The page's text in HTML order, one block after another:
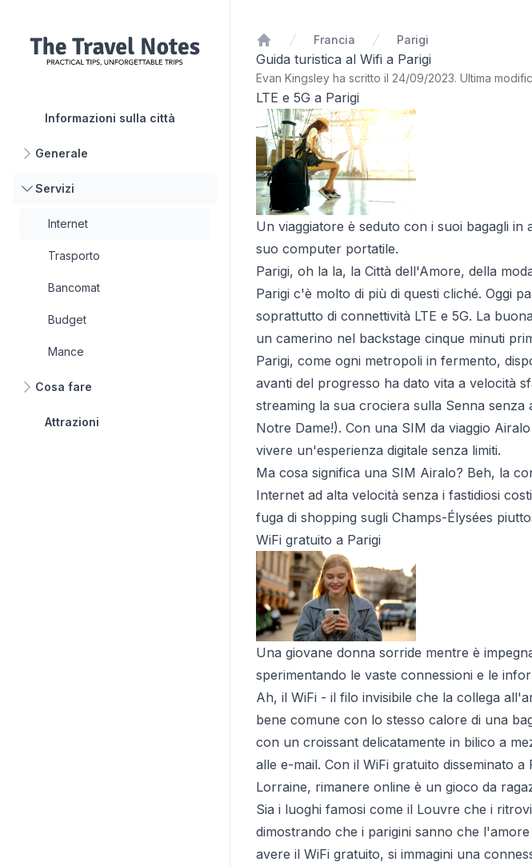
Informazioni sulla città
Generale
Servizi
Internet
Trasporto
Bancomat
Budget
Mance
Cosa fare
Attrazioni
Home
Francia Parigi
Guida turistica al Wifi a Parigi
Evan Kingsley ha scritto il 24/09/2023. Ultima
LTE e 5G a Parigi
Un viaggiatore è seduto con i suoi bagagli
suo computer portatile.
Parigi, oh la la, la Città dell'Amore, della
Parigi c'è molto di più di questi cliché. Oggi
soprattutto di connettività LTE e 5G. La
un camerino nel backstage cinque minuti
Parigi, come ogni metropoli in fermento,
avanti del progresso ha dato vita a velocità
streaming la sua crociera sulla Senna
Notre Dame!). Con una SIM da viaggio
vivere un'esperienza digitale senza limiti.
Ma cosa significa una SIM Airalo? Beh, la
Internet ad alta velocità senza i fastidiosi
fuga di shopping sugli Champs-Élysées
WiFi gratuito a Parigi
Una giovane donna sorride mentre è
sperimentando le vaste connessioni e le
Ah, il WiFi - il filo invisibile che la collega
bene comune con lo stesso calore di una
con un croissant delicatamente in bilico a
alle e-mail. Con il WiFi gratuito disseminato
Lorraine, rimanere online è un gioco da
Sia i luoghi famosi come il Louvre che i
dimostrando che i parigini sanno che
avere il WiFi gratuito, si immagini una